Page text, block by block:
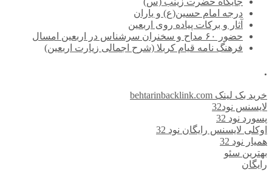
درجه امام حسین(ع) و یاران
آثار و برکات پیاده روی اربعین
حضور ۶۰ مداح و سخنران سرشناس در اربعین امسال
فرهنگ نامه قیام کربلا (شرح اجمالی زیارت اربعین)
.
خرید بک لینک behtarinbacklink.com
لایسنس نود32
پسورد نود 32
اوکلی لایسنس رایگان نود 32
همیار نود 32
بهترین سئو
رایگان